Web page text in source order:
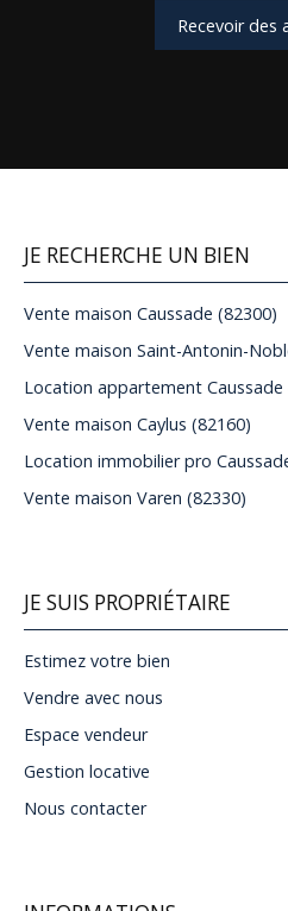
Recevoir des
JE RECHERCHE UN BIEN
Vente maison Caussade (82300)
Vente maison Saint-Antonin-
Location appartement Caussade
Vente maison Caylus (82160)
Location immobilier pro
Vente maison Varen (82330)
JE SUIS PROPRIÉTAIRE
Estimez votre bien
Vendre avec nous
Espace vendeur
Gestion locative
Nous contacter